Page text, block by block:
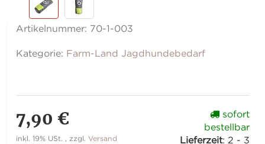
Artikelnummer: 70-1-003
Kategorie: Farm-Land Jagdhundebedarf
7,90 €
inkl. 19% USt. , zzgl.Versand
sofort
bestellbar
Lieferzeit: 2 - 3